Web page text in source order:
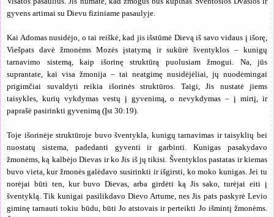
gyvens artimai su Dievu fiziniame pasaulyje.
Kai Adomas nusidėjo, o tai reiškė, kad jis išstūmė Dievą iš savo vidaus į išorę,
Viešpats davė žmonėms Mozės įstatymą ir sukūrė šventyklos – kunigų
tarnavimo sistemą, kaip išorinę struktūrą puolusiam žmogui. Na, jūs
suprantate, kai visa žmonija – tai neatgimę nusidėjėliai, jų nuodėmingai
prigimčiai suvaldyti reikia išorinės struktūros. Taigi, Jis nustatė jiems
taisykles, kurių vykdymas vestų į gyvenimą, o nevykdymas – į mirtį, ir
paprašė pasirinkti gyvenimą (Įst 30:19).
Toje išorinėje struktūroje buvo šventykla, kunigų tarnavimas ir taisyklių bei
nuostatų sistema, padedanti gyventi ir garbinti. Kunigas pasakydavo
žmonėms, ką kalbėjo Dievas ir ko Jis iš jų tikisi. Šventyklos pastatas ir kiemas
buvo vieta, kur žmonės galėdavo susirinkti ir išgirsti, ko moko kunigas. Jei tu
norėjai būti ten, kur buvo Dievas, arba girdėti ką Jis sako, turėjai eiti į
šventyklą. Tik kunigai pasilikdavo Dievo Artume, nes Jis pats paskyrė Levio
giminę tarnauti tokiu būdu, būti Jo atstovais ir perteikti Jo išmintį žmonėms.